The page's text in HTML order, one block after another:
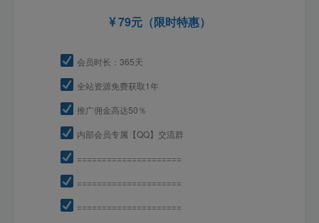
79元（限时特惠）
会员时长：365天
全站资源免费获取1年
推广佣金高达50％
内部会员专属【QQ】交流群
=====================
=====================
=====================